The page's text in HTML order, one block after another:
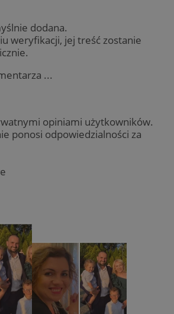
dodana.
weryfikacji, jej treść zostanie
...
opiniami użytkowników.
ponosi odpowiedzialności za